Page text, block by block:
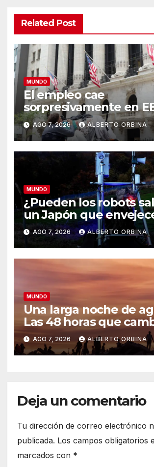
Related Post
MUNDO
El empleo cae
sorpresivamente en
aumenta la
económica en un año
electoral clave
AGO 7, 2026 ALBERTO ORBINA
MUNDO
¿Pueden los robots
un Japón que
AGO 7, 2026 ALBERTO ORBINA
MUNDO
Una larga noche de
Las 48 horas que
Venezuela
AGO 7, 2026 ALBERTO ORBINA
Deja un comentario
Tu dirección de correo electrónico
publicada. Los campos obligatorios
marcados con *